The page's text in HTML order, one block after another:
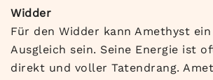
Widder
Für den Widder kann Amethyst
Ausgleich sein. Seine Energie ist
direkt und voller Tatendrang.